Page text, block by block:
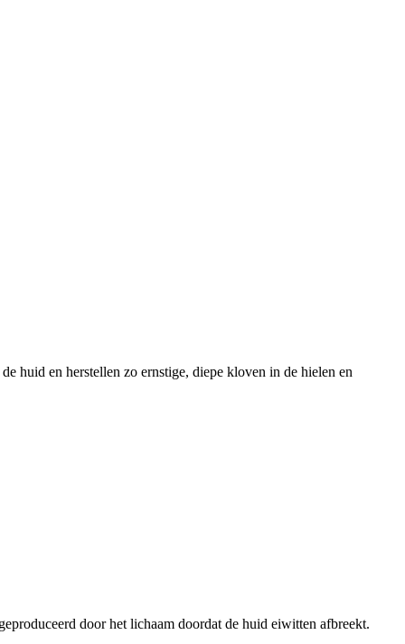
huid en herstellen zo ernstige, diepe kloven in de hielen en
door het lichaam doordat de huid eiwitten afbreekt.